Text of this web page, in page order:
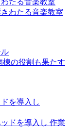
たる音楽教室
を導入し